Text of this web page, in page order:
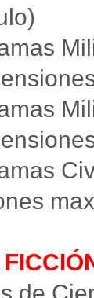
de